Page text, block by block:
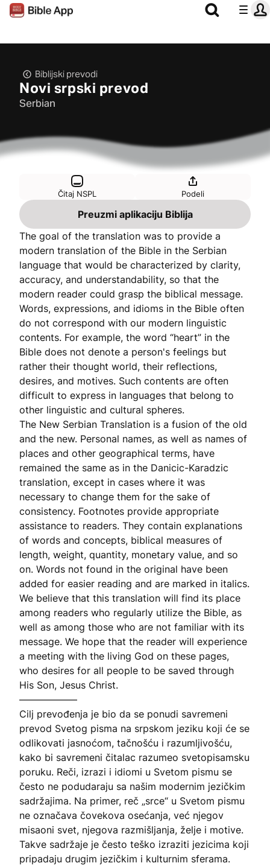
Biblijski prevodi
Novi srpski prevod
Serbian
Čitaj NSPL Podeli
Preuzmi aplikaciju Biblija
The goal of the translation was to provide a
modern translation of the Bible in the Serbian
language that would be characterized by clarity,
accuracy, and understandability, so that the
modern reader could grasp the biblical message.
Words, expressions, and idioms in the Bible often
do not correspond with our modern linguistic
contents. For example, the word “heart” in the
Bible does not denote a person's feelings but
rather their thought world, their reflections,
desires, and motives. Such contents are often
difficult to express in languages that belong to
other linguistic and cultural spheres.
The New Serbian Translation is a fusion of the old
and the new. Personal names, as well as names of
places and other geographical terms, have
remained the same as in the Danicic-Karadzic
translation, except in cases where it was
necessary to change them for the sake of
consistency. Footnotes provide appropriate
assistance to readers. They contain explanations
of words and concepts, biblical measures of
length, weight, quantity, monetary value, and so
on. Words not found in the original have been
added for easier reading and are marked in italics.
We believe that this translation will find its place
among readers who regularly utilize the Bible, as
well as among those who are not familiar with its
message. We hope that the reader will experience
a meeting with the living God on these pages,
who desires for all people to be saved through
His Son, Jesus Christ.
――――――
Cilj prevođenja je bio da se ponudi savremeni
prevod Svetog pisma na srpskom jeziku koji će se
odlikovati jasnoćom, tačnošću i razumljivošću,
kako bi savremeni čitalac razumeo svetopisamsku
poruku. Reči, izrazi i idiomi u Svetom pismu se
često ne podudaraju sa našim modernim jezičkim
sadržajima. Na primer, reč „srce“ u Svetom pismu
ne označava čovekova osećanja, već njegov
misaoni svet, njegova razmišljanja, želje i motive.
Takve sadržaje je često teško izraziti jezicima koji
pripadaju drugim jezičkim i kulturnim sferama.